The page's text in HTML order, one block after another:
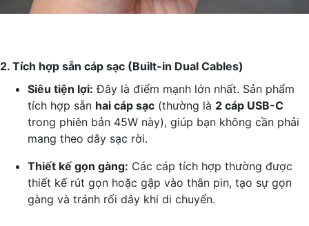
2. Tích hợp sẵn cáp sạc (Built-in Dual Cables)
Siêu tiện lợi: Đây là điểm mạnh lớn nhất. Sản phẩm
tích hợp sẵn hai cáp sạc (thường là 2 cáp USB-C
trong phiên bản 45W này), giúp bạn không cần phải
mang theo dây sạc rời.
Thiết kế gọn gàng: Các cáp tích hợp thường được
thiết kế rút gọn hoặc gập vào thân pin, tạo sự gọn
gàng và tránh rối dây khi di chuyển.